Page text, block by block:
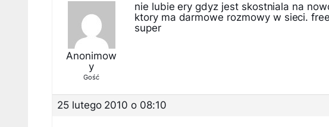
Anonimow
y
Gość
nie lubie ery gdyz jest skostniala na
ktory ma darmowe rozmowy w sieci.
super
25 lutego 2010 o 08:10